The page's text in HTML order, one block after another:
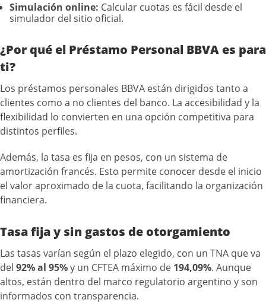
Simulación online: Calcular cuotas es fácil desde el
simulador del sitio oficial.
¿Por qué el Préstamo Personal BBVA es para
ti?
Los préstamos personales BBVA están dirigidos tanto a
clientes como a no clientes del banco. La accesibilidad y la
flexibilidad lo convierten en una opción competitiva para
distintos perfiles.
Además, la tasa es fija en pesos, con un sistema de
amortización francés. Esto permite conocer desde el inicio
el valor aproximado de la cuota, facilitando la organización
financiera.
Tasa fija y sin gastos de otorgamiento
Las tasas varían según el plazo elegido, con un TNA que va
del 92% al 95%y un CFTEA máximo de 194,09%. Aunque
altos, están dentro del marco regulatorio argentino y son
informados con transparencia.